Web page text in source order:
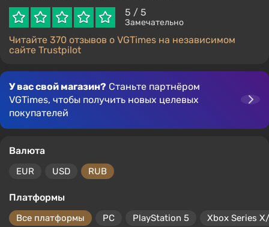
5 / 5
Замечательно
Читайте 370 отзывов о VGTimes на независимом
сайте Trustpilot
У вас свой магазин? Станьте партнёром
VGTimes, чтобы получить новых целевых
покупателей
Валюта
EUR USD RUB
Платформы
Все платформы PC PlayStation 5 Xbox Series